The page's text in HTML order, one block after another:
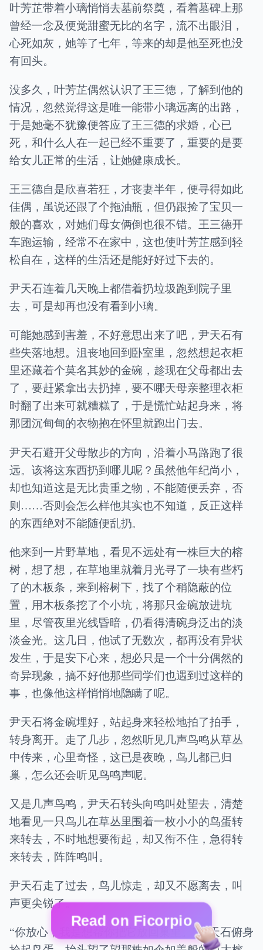
Read on Ficorpio
叶芳芷带着小璃悄悄去墓前祭奠，看着墓碑上那
曾经一念及便觉甜蜜无比的名字，流不出眼泪，
心死如灰，她等了七年，等来的却是他至死也没
有回头。
没多久，叶芳芷偶然认识了王三德，了解到他的
情况，忽然觉得这是唯一能带小璃远离的出路，
于是她毫不犹豫便答应了王三德的求婚，心已
死，和什么人在一起已经不重要了，重要的是要
给女儿正常的生活，让她健康成长。
王三德自是欣喜若狂，才丧妻半年，便寻得如此
佳偶，虽说还跟了个拖油瓶，但仍跟捡了宝贝一
般的喜欢，对她们母女俩倒也很不错。王三德开
车跑运输，经常不在家中，这也使叶芳芷感到轻
松自在，这样的生活还是能好好过下去的。
尹天石连着几天晚上都借着扔垃圾跑到院子里
去，可是却再也没有看到小璃。
可能她感到害羞，不好意思出来了吧，尹天石有
些失落地想。沮丧地回到卧室里，忽然想起衣柜
里还藏着个莫名其妙的金碗，趁现在父母都出去
了，要赶紧拿出去扔掉，要不哪天母亲整理衣柜
时翻了出来可就糟糕了，于是慌忙站起身来，将
那团沉甸甸的衣物抱在怀里就跑出门去。
尹天石避开父母散步的方向，沿着小马路跑了很
远。该将这东西扔到哪儿呢？虽然他年纪尚小，
却也知道这是无比贵重之物，不能随便丢弃，否
则……否则会怎么样他其实也不知道，反正这样
的东西绝对不能随便乱扔。
他来到一片野草地，看见不远处有一株巨大的榕
树，想了想，在草地里就着月光寻了一块有些朽
了的木板条，来到榕树下，找了个稍隐蔽的位
置，用木板条挖了个小坑，将那只金碗放进坑
里，尽管夜里光线昏暗，仍看得清碗身泛出的淡
淡金光。这几日，他试了无数次，都再没有异状
发生，于是安下心来，想必只是一个十分偶然的
奇异现象，搞不好他那些同学们也遇到过这样的
事，也像他这样悄悄地隐瞒了呢。
尹天石将金碗埋好，站起身来轻松地拍了拍手，
转身离开。走了几步，忽然听见几声鸟鸣从草丛
中传来，心里奇怪，这已是夜晚，鸟儿都已归
巢，怎么还会听见鸟鸣声呢。
又是几声鸟鸣，尹天石转头向鸣叫处望去，清楚
地看见一只鸟儿在草丛里围着一枚小小的鸟蛋转
来转去，不时地想要衔起，却又衔不住，急得转
来转去，阵阵鸣叫。
尹天石走了过去，鸟儿惊走，却又不愿离去，叫
声更尖锐了。
“你放心，我是想帮你把它放回巢里。”尹天石俯身